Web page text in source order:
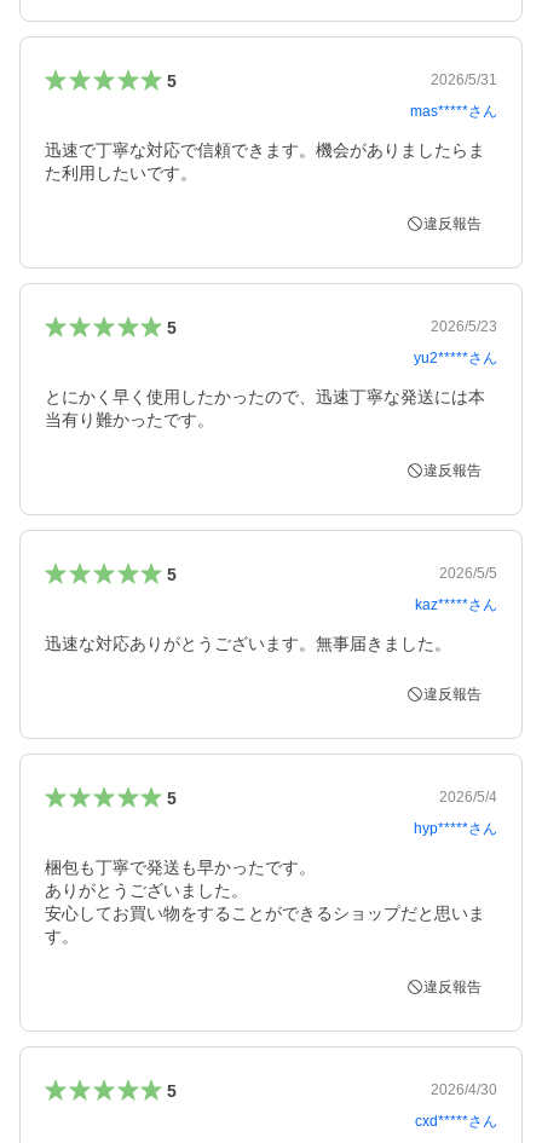
5
2026/5/31
mas*****さん
迅速で丁寧な対応で信頼できます。機会がありましたらま
た利用したいです。
違反報告
5
2026/5/23
yu2*****さん
とにかく早く使用したかったので、迅速丁寧な発送には本
当有り難かったです。
違反報告
5
2026/5/5
kaz*****さん
迅速な対応ありがとうございます。無事届きました。
違反報告
5
2026/5/4
hyp*****さん
梱包も丁寧で発送も早かったです。
ありがとうございました。
安心してお買い物をすることができるショップだと思いま
す。
違反報告
5
2026/4/30
cxd*****さん